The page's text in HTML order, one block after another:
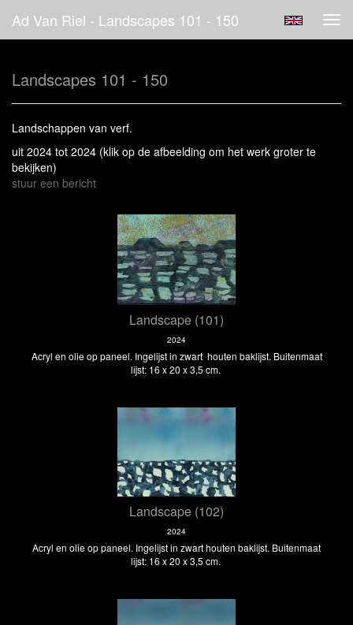
Ad Van Riel - Landscapes 101 - 150
Landscapes 101 - 150
Landschappen van verf.
uit 2024 tot 2024 (klik op de afbeelding om het werk groter te
bekijken)
stuur een bericht
Landscape (101)
2024
Acryl en olie op paneel. Ingelijst in zwart houten baklijst. Buitenmaat
lijst: 16 x 20 x 3,5 cm.
Landscape (102)
2024
Acryl en olie op paneel. Ingelijst in zwart houten baklijst. Buitenmaat
lijst: 16 x 20 x 3,5 cm.